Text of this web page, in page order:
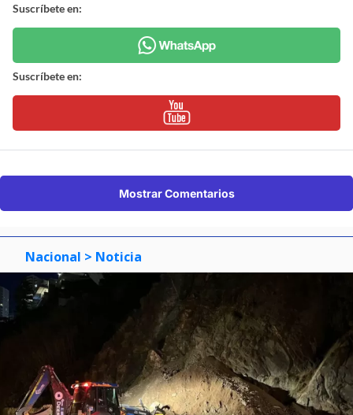
Suscríbete en:
Suscríbete en:
Mostrar Comentarios
Nacional > Noticia